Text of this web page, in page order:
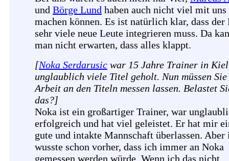
und Börge Lund haben auch nicht viel mit uns
machen können. Es ist natürlich klar, dass der
sehr viele neue Leute integrieren muss. Da
man nicht erwarten, dass alles klappt.
[Noka Serdarusic war 15 Jahre Trainer in
unglaublich viele Titel geholt. Nun müssen
Arbeit an den Titeln messen lassen. Belastet
das?]
Noka ist ein großartiger Trainer, war
erfolgreich und hat viel geleistet. Er hat mir
gute und intakte Mannschaft überlassen. Aber
wusste schon vorher, dass ich immer an Noka
gemessen werden würde. Wenn ich das nicht